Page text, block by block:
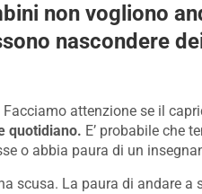
non vogliono
nascondere
attenzione se il
quotidiano. E’ probabile che
o abbia paura di un
scusa. La paura di andare a